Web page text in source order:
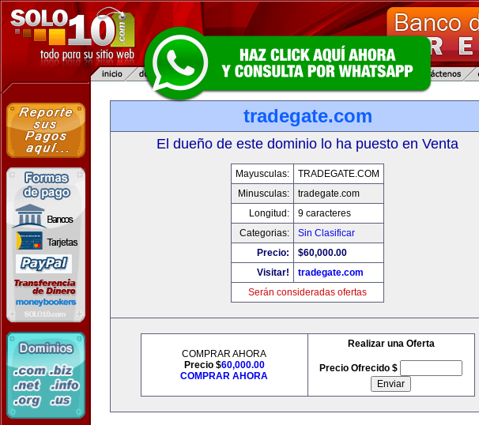
tradegate.com
El dueño de este dominio lo ha puesto en Venta
Mayusculas:
TRADEGATE.COM
Minusculas:
tradegate.com
Longitud:
9 caracteres
Categorias:
Sin Clasificar
Precio:
$60,000.00
Visitar!
tradegate.com
Serán consideradas ofertas
COMPRAR AHORA
Precio $60,000.00
COMPRAR AHORA
Realizar una Oferta
Precio Ofrecido $